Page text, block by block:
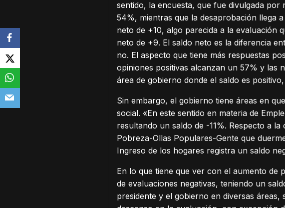
sentido, la encuesta, que fue divulgada
54%, mientras que la desaprobación llega
neto de +10, algo parecida a la evaluación
neto de +9. El saldo neto es la diferencia
no. El aspecto que tiene más respuestas
opiniones positivas alcanzan un 57% y las
área de gobierno donde el saldo es
Sin embargo, el gobierno tiene áreas en
social. «En este sentido en materia de
resultando un saldo de -11%. Respecto a
Pobreza-Ollas Populares-Gente que
Ingreso de los hogares registra un saldo
En lo que tiene que ver con el aumento de
de evaluaciones negativas, teniendo un
presidente y el gobierno en diversas